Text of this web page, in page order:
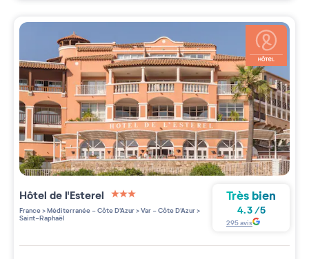
Hôtel de l'Esterel
3 étoiles sur 5
France>Méditerranée - Côte D'Azur>Var - Côte D'Azur>
Saint-Raphaël
Très bien
4.3/5
295avis